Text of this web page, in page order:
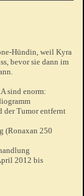
Hündin, weil Kyra
bevor sie dann im
sind enorm:
der Tumor entfernt
(Ronaxan 250
2012 bis